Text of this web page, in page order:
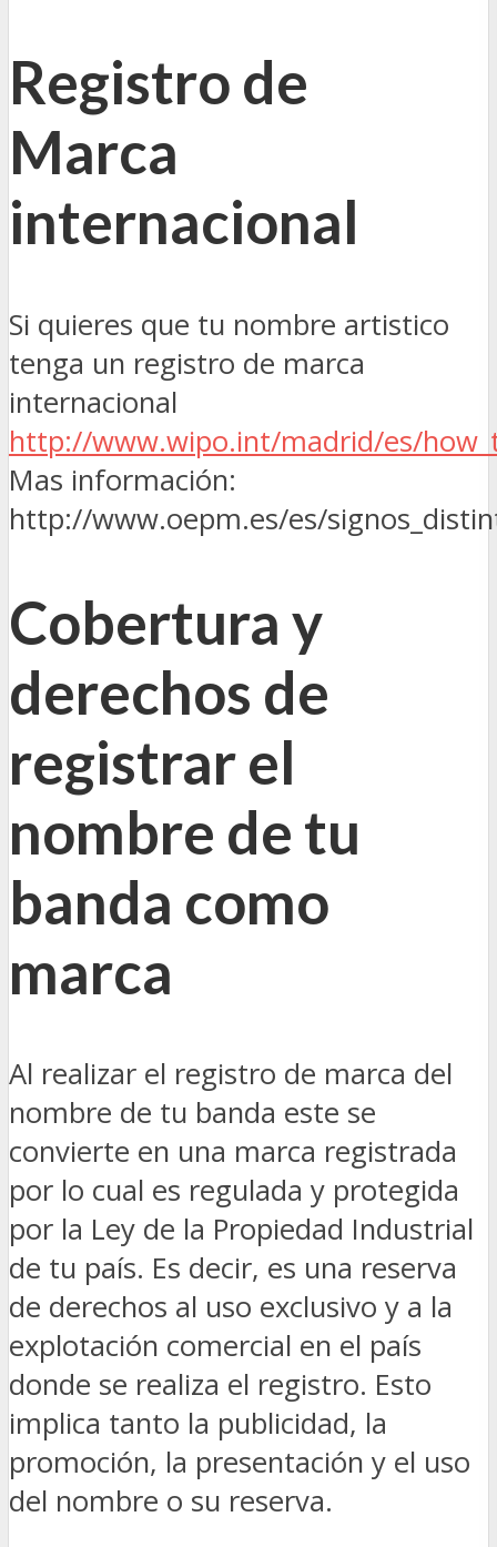
Registro de
Marca
internacional
Si quieres que tu nombre artistico
tenga un registro de marca
internacional
http://www.wipo.int/madrid/es/
Mas información:
http://www.oepm.es/es/
Cobertura y
derechos de
registrar el
nombre de tu
banda como
marca
Al realizar el registro de marca del
nombre de tu banda este se
convierte en una marca registrada
por lo cual es regulada y protegida
por la Ley de la Propiedad Industrial
de tu país. Es decir, es una reserva
de derechos al uso exclusivo y a la
explotación comercial en el país
donde se realiza el registro. Esto
implica tanto la publicidad, la
promoción, la presentación y el uso
del nombre o su reserva.